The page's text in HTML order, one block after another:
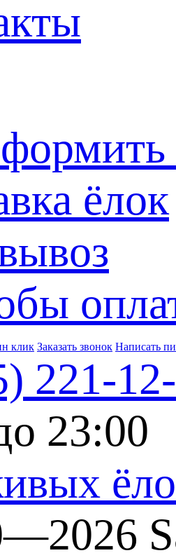
ёлок
клик Заказать звонок Написать
221-
23:00